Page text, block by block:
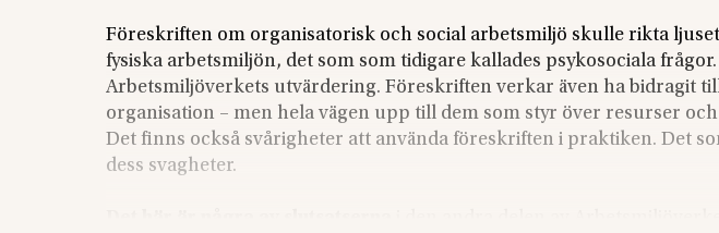
Föreskriften om organisatorisk och social arbetsmiljö skulle rikta
fysiska arbetsmiljön, det som som tidigare kallades psykosociala
Arbetsmiljöverkets utvärdering. Föreskriften verkar även ha bidragit
organisation – men hela vägen upp till dem som styr över resurser
Det finns också svårigheter att använda föreskriften i praktiken. Det
dess svagheter.